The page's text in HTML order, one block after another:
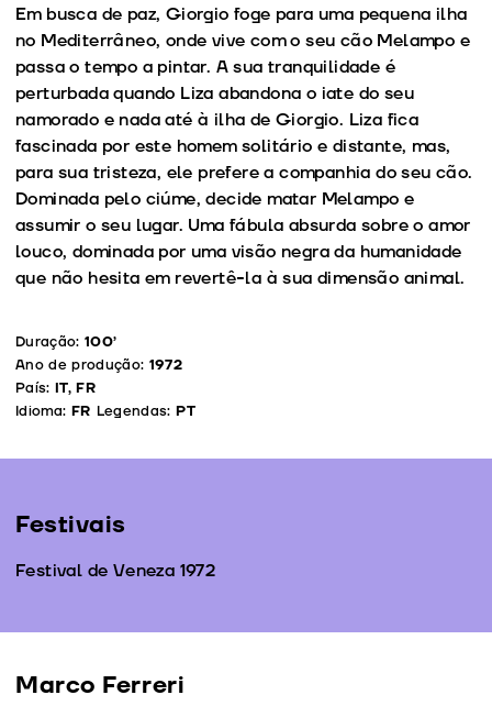
Em busca de paz, Giorgio foge para uma pequena ilha
no Mediterrâneo, onde vive com o seu cão Melampo e
passa o tempo a pintar. A sua tranquilidade é
perturbada quando Liza abandona o iate do seu
namorado e nada até à ilha de Giorgio. Liza fica
fascinada por este homem solitário e distante, mas,
para sua tristeza, ele prefere a companhia do seu cão.
Dominada pelo ciúme, decide matar Melampo e
assumir o seu lugar. Uma fábula absurda sobre o amor
louco, dominada por uma visão negra da humanidade
que não hesita em revertê-la à sua dimensão animal.
Duração: 100’
Ano de produção: 1972
País: IT, FR
Idioma: FR Legendas: PT
Festivais
Festival de Veneza 1972
Marco Ferreri